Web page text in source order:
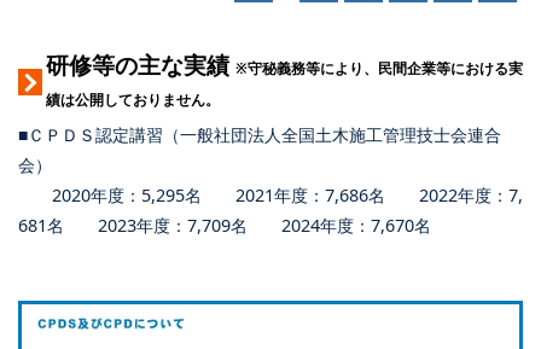
研修等の主な実績 ※守秘義務等により、民間企業等における実
績は公開しておりません。
■ＣＰＤＳ認定講習（一般社団法人全国土木施工管理技士会連合
会）
2020年度：5,295名 2021年度：7,686名 2022年度：7,
681名 2023年度：7,709名 2024年度：7,670名